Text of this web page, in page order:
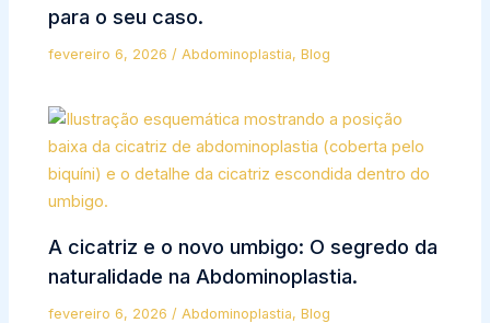
para o seu caso.
fevereiro 6, 2026 / Abdominoplastia,Blog
A cicatriz e o novo umbigo: O segredo da
naturalidade na Abdominoplastia.
fevereiro 6, 2026 / Abdominoplastia,Blog